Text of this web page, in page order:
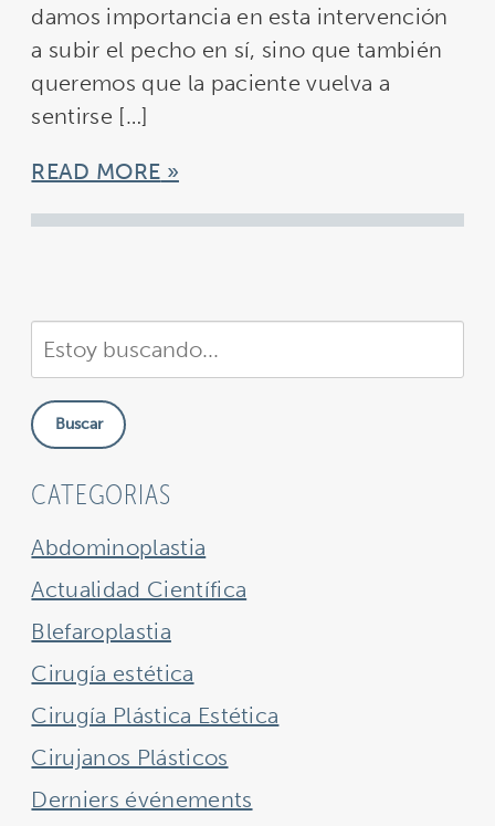
damos importancia en esta intervención
a subir el pecho en sí, sino que también
queremos que la paciente vuelva a
sentirse […]
READ MORE
Buscar
en
nuestra
sitioBuscar
CATEGORIAS
Abdominoplastia
Actualidad Científica
Blefaroplastia
Cirugía estética
Cirugía Plástica Estética
Cirujanos Plásticos
Derniers événements